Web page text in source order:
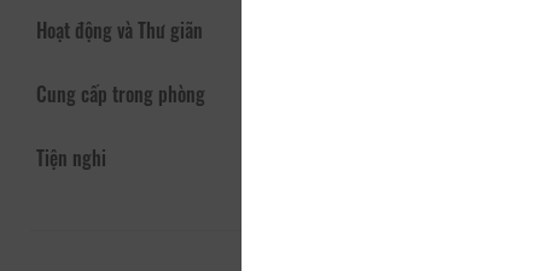
Hoạt động và Thư giãn
Cung cấp trong phòng
Tiện nghi